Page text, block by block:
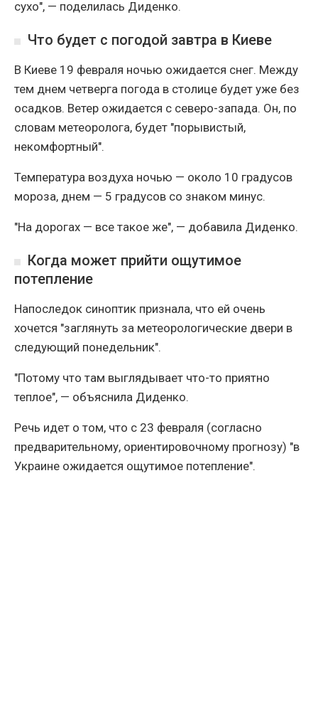
сухо", — поделилась Диденко.
Что будет с погодой завтра в Киеве
В Киеве 19 февраля ночью ожидается снег. Между
тем днем четверга погода в столице будет уже без
осадков. Ветер ожидается с северо-запада. Он, по
словам метеоролога, будет "порывистый,
некомфортный".
Температура воздуха ночью — около 10 градусов
мороза, днем — 5 градусов со знаком минус.
"На дорогах — все такое же", — добавила Диденко.
Когда может прийти ощутимое
потепление
Напоследок синоптик признала, что ей очень
хочется "заглянуть за метеорологические двери в
следующий понедельник".
"Потому что там выглядывает что-то приятно
теплое", — объяснила Диденко.
Речь идет о том, что с 23 февраля (согласно
предварительному, ориентировочному прогнозу) "в
Украине ожидается ощутимое потепление".